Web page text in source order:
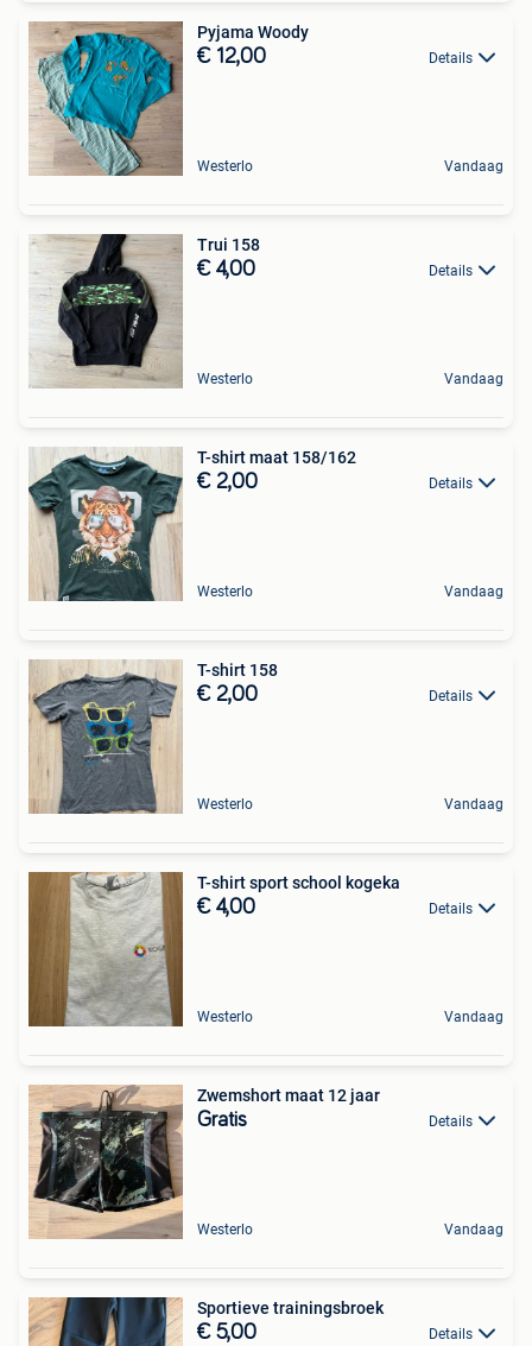
Pyjama Woody
€ 12,00 Details
Westerlo Vandaag
Trui 158
€ 4,00 Details
Westerlo Vandaag
T-shirt maat 158/162
€ 2,00 Details
Westerlo Vandaag
T-shirt 158
€ 2,00 Details
Westerlo Vandaag
T-shirt sport school kogeka
€ 4,00 Details
Westerlo Vandaag
Zwemshort maat 12 jaar
Gratis Details
Westerlo Vandaag
Sportieve trainingsbroek
€ 5,00 Details